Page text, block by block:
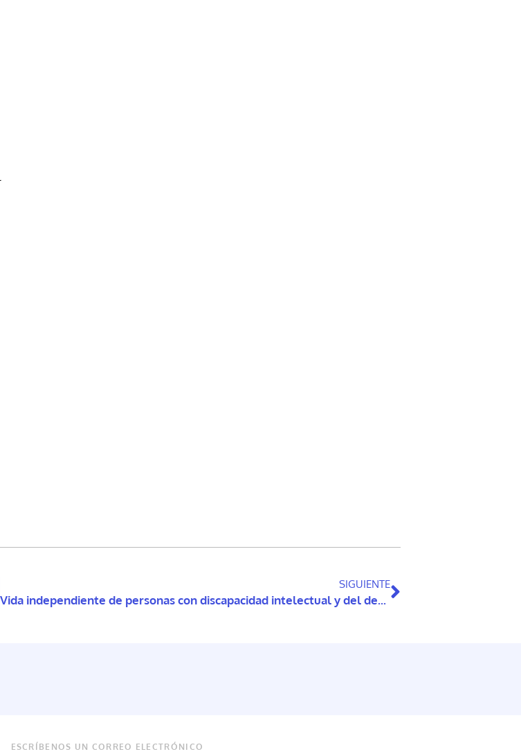
SIGUIENTE
Vida independiente de personas con discapacidad intelectual y del desarrollo
ESCRÍBENOS UN CORREO ELECTRÓNICO